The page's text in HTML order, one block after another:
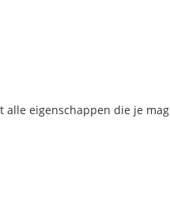
alle eigenschappen die je mag